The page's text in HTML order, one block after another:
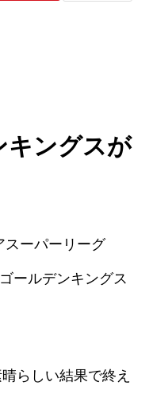
キングスが
スーパーリーグ
ールデンキングス
らしい結果で終え